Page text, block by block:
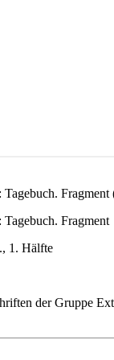
: Tagebuch. Fragment
1. Hälfte
der Gruppe